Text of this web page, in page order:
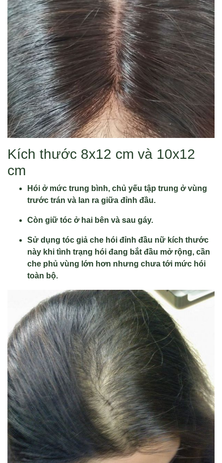
Kích thước 8x12 cm và 10x12
cm
Hói ở mức trung bình, chủ yếu tập trung ở vùng
trước trán và lan ra giữa đỉnh đầu.
Còn giữ tóc ở hai bên và sau gáy.
Sử dụng tóc giả che hói đỉnh đầu nữ kích thước
này khi tình trạng hói đang bắt đầu mở rộng, cần
che phủ vùng lớn hơn nhưng chưa tới mức hói
toàn bộ.